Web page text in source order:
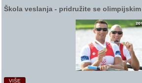
Škola veslanja ‑ pridružite se
VIŠE